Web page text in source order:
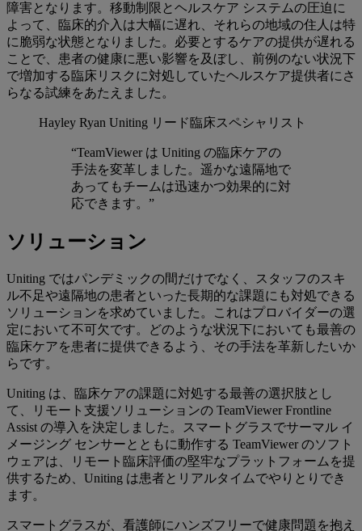
障害となります。移動制限とヘルスケア システムの圧迫に
よって、臨床的介入は大幅に遅れ、それらの地域の住人は特
に脆弱な状態となりました。必要とするケアの提供が遅れる
ことで、患者の健康に悪い影響を及ぼし、前例のない状況下
で増加する臨床リスクに対処していたヘルスケア提供者にさ
らなる試練をあたえました。
Hayley Ryan Uniting リード臨床スペシャリスト
“TeamViewer は Uniting の臨床ケアの
手法を変革しました。遥かな遠隔地で
あってもチームは迅速かつ効果的に対
応できます。”
ソリューション
Uniting ではパンデミックの間だけでなく、スタッフのスキ
ル不足や遠隔地の患者といった長期的な課題にも対処できる
ソリューションを求めていました。これはプロバイダーの選
定において不可欠です。どのような状況下においても最善の
臨床ケアを患者に提供できるよう、その手法を革新したいか
らです。
Uniting は、臨床ケアの課題に対処する最善の選択肢とし
て、リモート支援ソリューションの TeamViewer Frontline
Assist の導入を決定しました。スマートグラスでサーマル イ
メージング センサーとともに動作する TeamViewer のソフト
ウェアは、リモート臨床評価の堅牢なプラットフォームを提
供するため、Uniting は患者とリアルタイムでやりとりでき
ます。
スマートグラスが、看護師にハンズフリーで健康問題を抱え